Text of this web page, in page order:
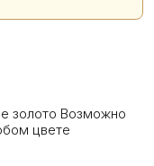
золото Возможно
цвете